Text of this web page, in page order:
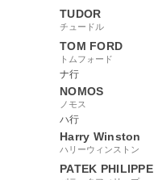
TUDOR
チュードル
TOM FORD
トムフォード
ナ行
NOMOS
ノモス
ハ行
Harry Winston
ハリーウィンストン
PATEK PHILIPPE